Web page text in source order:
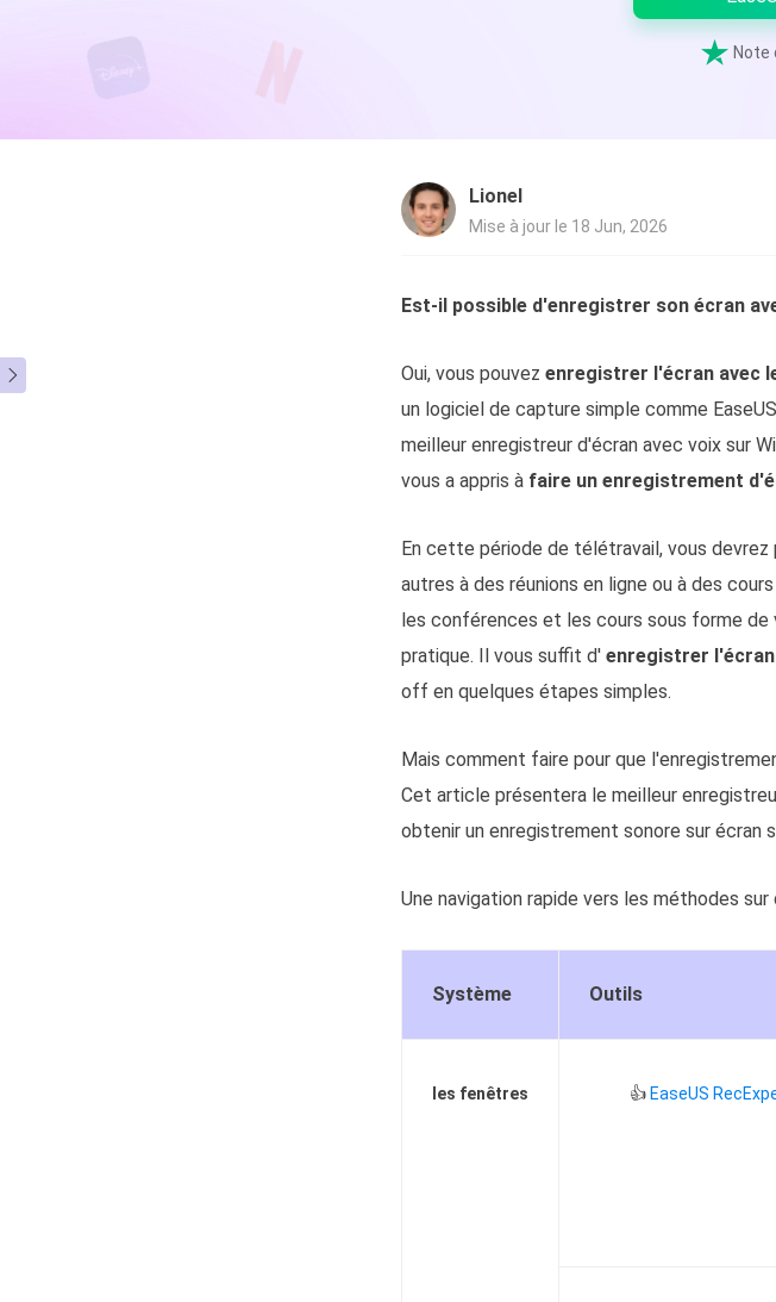
Autres produits de récupération
Data Recovery Services
Email Recovery
Récupérer des e-mails Outlook
MS SQL Recovery
Récupérer la base de données MS
 Note

Lionel
Mise à jour le 18 Jun, 2026
Est-il possible d'enregistrer son écran
Oui, vous pouvez enregistrer l'écran avec
un logiciel de capture simple comme
meilleur enregistreur d'écran avec voix sur
vous a appris à faire un enregistrement
En cette période de télétravail, vous
autres à des réunions en ligne ou à des
les conférences et les cours sous forme
pratique. Il vous suffit d' enregistrer l'écran
off en quelques étapes simples.
Mais comment faire pour que
Cet article présentera le meilleur
obtenir un enregistrement sonore sur écran
Une navigation rapide vers les méthodes
Système Outils
les fenêtres 👍 EaseUS